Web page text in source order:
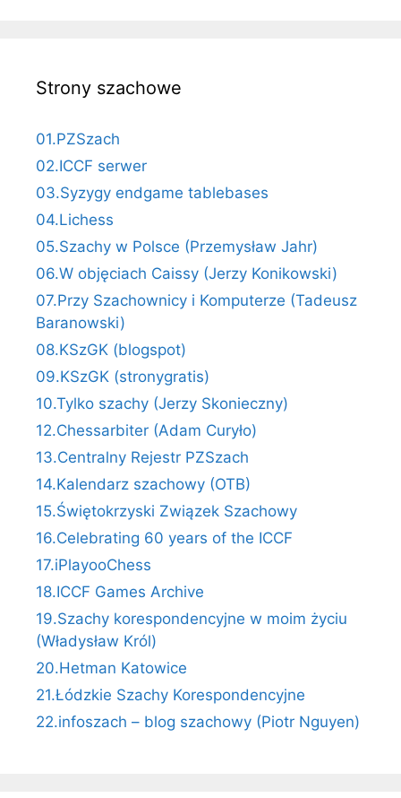
Strony szachowe
01.PZSzach
02.ICCF serwer
03.Syzygy endgame tablebases
04.Lichess
05.Szachy w Polsce (Przemysław Jahr)
06.W objęciach Caissy (Jerzy Konikowski)
07.Przy Szachownicy i Komputerze (Tadeusz
Baranowski)
08.KSzGK (blogspot)
09.KSzGK (stronygratis)
10.Tylko szachy (Jerzy Skonieczny)
12.Chessarbiter (Adam Curyło)
13.Centralny Rejestr PZSzach
14.Kalendarz szachowy (OTB)
15.Świętokrzyski Związek Szachowy
16.Celebrating 60 years of the ICCF
17.iPlayooChess
18.ICCF Games Archive
19.Szachy korespondencyjne w moim życiu
(Władysław Król)
20.Hetman Katowice
21.Łódzkie Szachy Korespondencyjne
22.infoszach – blog szachowy (Piotr Nguyen)